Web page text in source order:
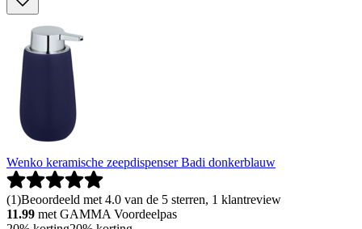
Wenko keramische zeepdispenser Badi donkerblauw
(1)Beoordeeld met 4.0 van de 5 sterren, 1 klantreview
11.99 met GAMMA Voordeelpas